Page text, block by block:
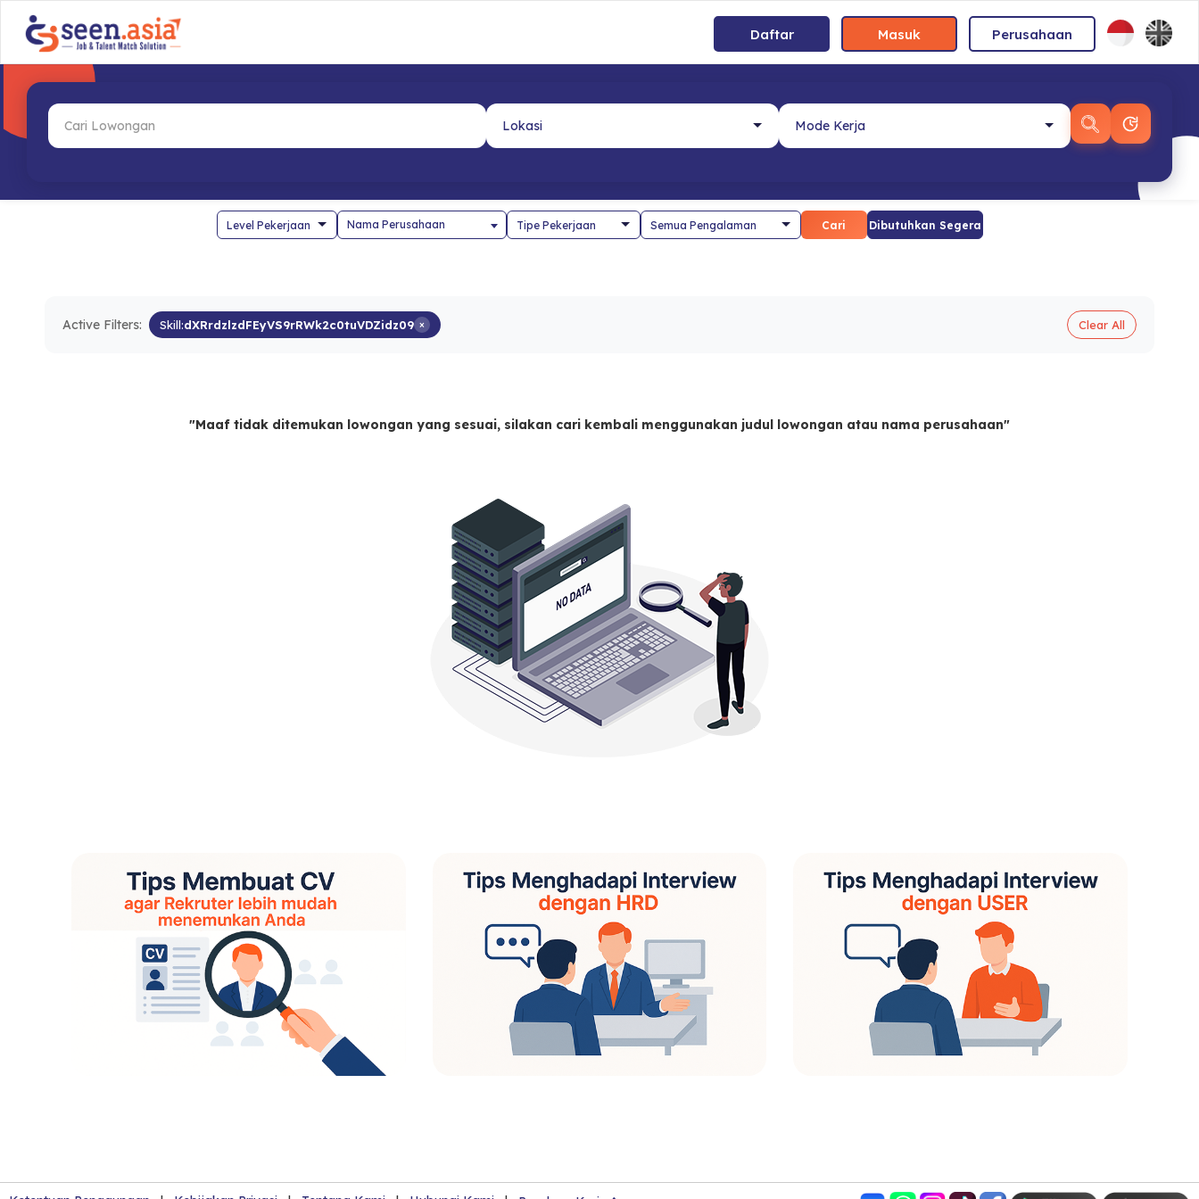
Daftar Masuk Perusahaan
Nama Perusahaan Cari Dibutuhkan Segera
Active Filters: Skill:dXRrdzlzdFEyVS9rRWk2c0tuVDZidz09 × Clear All
"Maaf tidak ditemukan lowongan yang sesuai, silakan cari kembali menggunakan judul lowongan atau nama perusahaan"